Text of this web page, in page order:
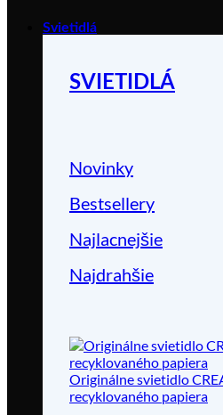
Svietidlá
SVIETIDLÁ
Novinky
Bestsellery
Najlacnejšie
Najdrahšie
Originálne svietidlo
recyklovaného papiera